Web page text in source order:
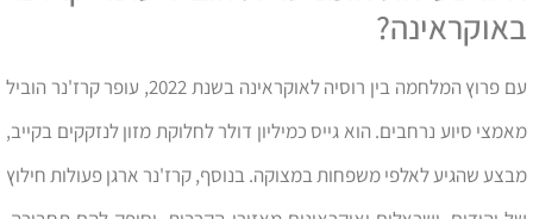
באוקראינה?
עם פרוץ המלחמה בין רוסיה לאוקראינה בשנת 2022, עופר קרז'נר הוביל
מאמצי סיוע נרחבים. הוא גייס כמיליון דולר לחלוקת מזון לנזקקים בקייב,
מבצע שהגיע לאלפי משפחות במצוקה. בנוסף, קרז'נר ארגן פעולות חילוץ